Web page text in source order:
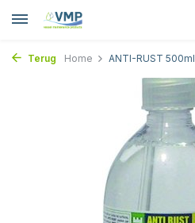
Terug Home ANTI-RUST 500ml